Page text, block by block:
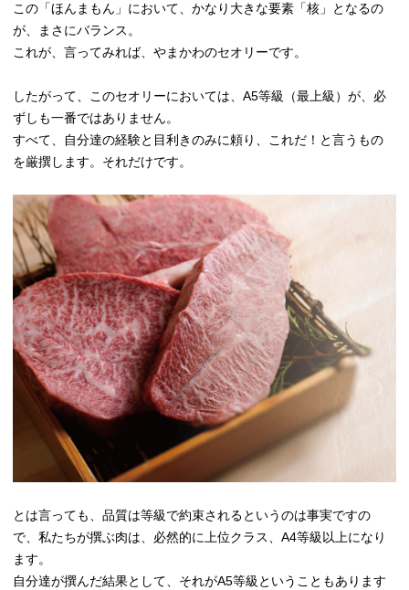
この「ほんまもん」において、かなり大きな要素「核」となるの
が、まさにバランス。
これが、言ってみれば、やまかわのセオリーです。
したがって、このセオリーにおいては、A5等級（最上級）が、必
ずしも一番ではありません。
すべて、自分達の経験と目利きのみに頼り、これだ！と言うもの
を厳撰します。それだけです。
とは言っても、品質は等級で約束されるというのは事実ですの
で、私たちが撰ぶ肉は、必然的に上位クラス、A4等級以上になり
ます。
自分達が撰んだ結果として、それがA5等級ということもあります